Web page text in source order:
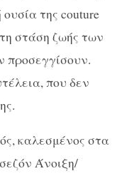
της couture
στάση ζωής των
που δεν
καλεσμένος στα
Άνοιξη/